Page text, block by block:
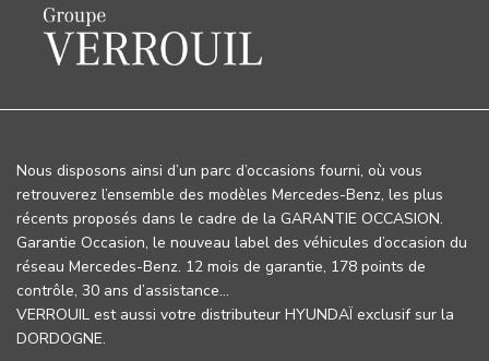
Nous disposons ainsi d’un parc d’occasions fourni, où vous
retrouverez l’ensemble des modèles Mercedes-Benz, les plus
récents proposés dans le cadre de la GARANTIE OCCASION.
Garantie Occasion, le nouveau label des véhicules d’occasion du
réseau Mercedes-Benz. 12 mois de garantie, 178 points de
contrôle, 30 ans d’assistance…
VERROUIL est aussi votre distributeur HYUNDAÏ exclusif sur la
DORDOGNE.